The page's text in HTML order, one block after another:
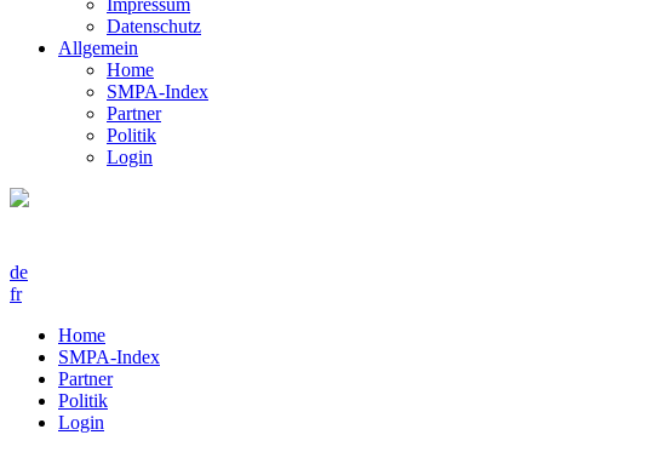
Impressum
Datenschutz
Allgemein
Home
SMPA-Index
Partner
Politik
Login
de
fr
Home
SMPA-Index
Partner
Politik
Login